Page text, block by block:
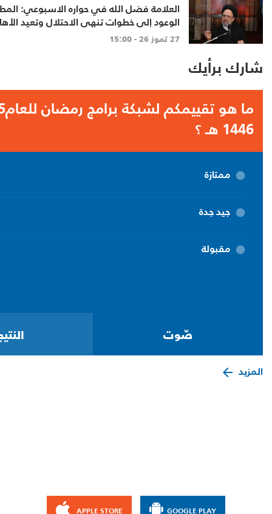
العلامة فضل الله في حواره الاسبوعي:
الوعود إلى خطوات تنهي الاحتلال وتعيد
الاعمار
27 تموز 26 - 15:00
شارك برأيك
1446 هـ ؟
ممتازة
جيد جدة
مقبولة
المزيد
GOOGLE PLAY
APPLE STORE